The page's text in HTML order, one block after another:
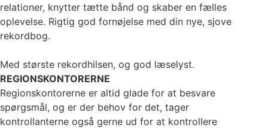
relationer, knytter tætte bånd og skaber en fælles
oplevelse. Rigtig god fornøjelse med din nye, sjove
rekordbog.
Med største rekordhilsen, og god læselyst.
REGIONSKONTORERNE
Regionskontorerne er altid glade for at besvare
spørgsmål, og er der behov for det, tager
kontrollanterne også gerne ud for at kontrollere